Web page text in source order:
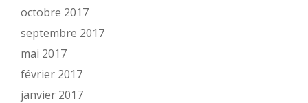
octobre 2017
septembre 2017
mai 2017
février 2017
janvier 2017